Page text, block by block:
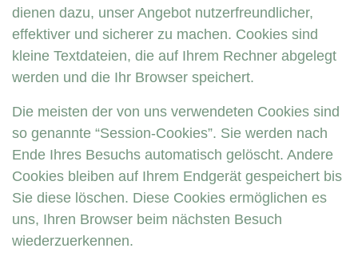
dienen dazu, unser Angebot nutzerfreundlicher,
effektiver und sicherer zu machen. Cookies sind
kleine Textdateien, die auf Ihrem Rechner abgelegt
werden und die Ihr Browser speichert.
Die meisten der von uns verwendeten Cookies sind
so genannte “Session-Cookies”. Sie werden nach
Ende Ihres Besuchs automatisch gelöscht. Andere
Cookies bleiben auf Ihrem Endgerät gespeichert bis
Sie diese löschen. Diese Cookies ermöglichen es
uns, Ihren Browser beim nächsten Besuch
wiederzuerkennen.